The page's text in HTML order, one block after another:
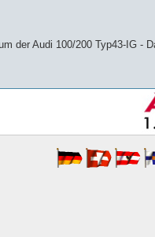
der Audi 100/200 Typ43-IG -